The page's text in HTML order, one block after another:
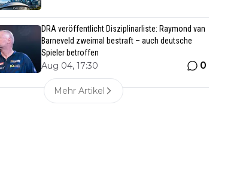
DRA veröffentlicht Disziplinarliste: Raymond van
Barneveld zweimal bestraft – auch deutsche
Spieler betroffen
Aug 04, 17:30 0
Mehr Artikel